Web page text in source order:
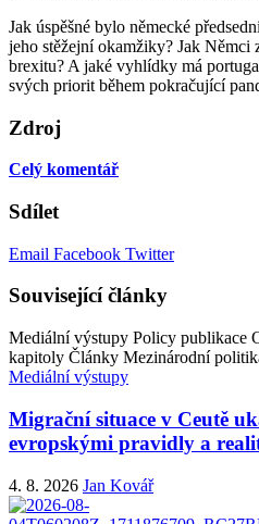
Jak úspěšné bylo německé
jeho stěžejní okamžiky? Jak
brexitu? A jaké vyhlídky má
svých priorit během pokračující
Zdroj
Celý komentář
Sdílet
Email Facebook Twitter
Související články
Mediální výstupy Policy publikace
kapitoly Články Mezinárodní
Mediální výstupy
Migrační situace v Ceutě
evropskými pravidly a
4. 8. 2026 Jan Kovář